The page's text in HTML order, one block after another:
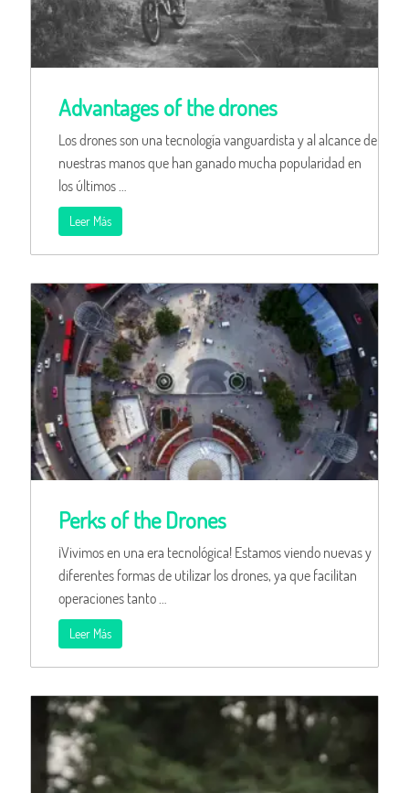
Advantages of the drones
Los drones son una tecnología vanguardista y al alcance de
nuestras manos que han ganado mucha popularidad en
los últimos …
Leer Más
Perks of the Drones
¡Vivimos en una era tecnológica! Estamos viendo nuevas y
diferentes formas de utilizar los drones, ya que facilitan
operaciones tanto …
Leer Más